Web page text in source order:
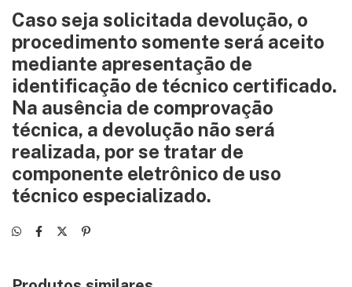
Caso seja solicitada devolução, o
procedimento somente será aceito
mediante apresentação de
identificação de técnico certificado.
Na ausência de comprovação
técnica, a devolução não será
realizada, por se tratar de
componente eletrônico de uso
técnico especializado.